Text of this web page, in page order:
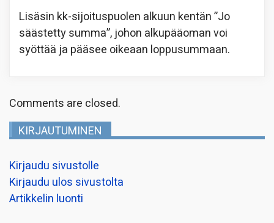
Lisäsin kk-sijoituspuolen alkuun kentän ”Jo
säästetty summa”, johon alkupääoman voi
syöttää ja pääsee oikeaan loppusummaan.
Comments are closed.
KIRJAUTUMINEN
Kirjaudu sivustolle
Kirjaudu ulos sivustolta
Artikkelin luonti